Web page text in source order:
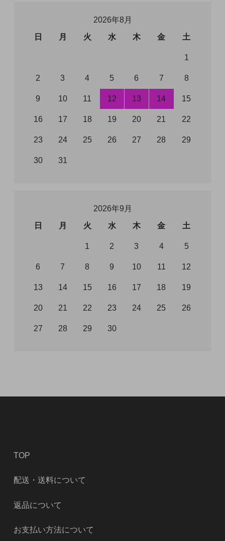
2026年8月
日
月 火 水 木 金 土
1
2 3 4 5 6 7 8
9 10 11 12 13 14 15
16 17 18 19 20 21 22
23 24 25 26 27 28 29
30 31
2026年9月
日
月 火 水 木 金 土
1 2 3 4 5
6 7 8 9 10 11 12
13 14 15 16 17 18 19
20 21 22 23 24 25 26
27 28 29 30
TOP
配送・送料について
返品について
お支払い方法について